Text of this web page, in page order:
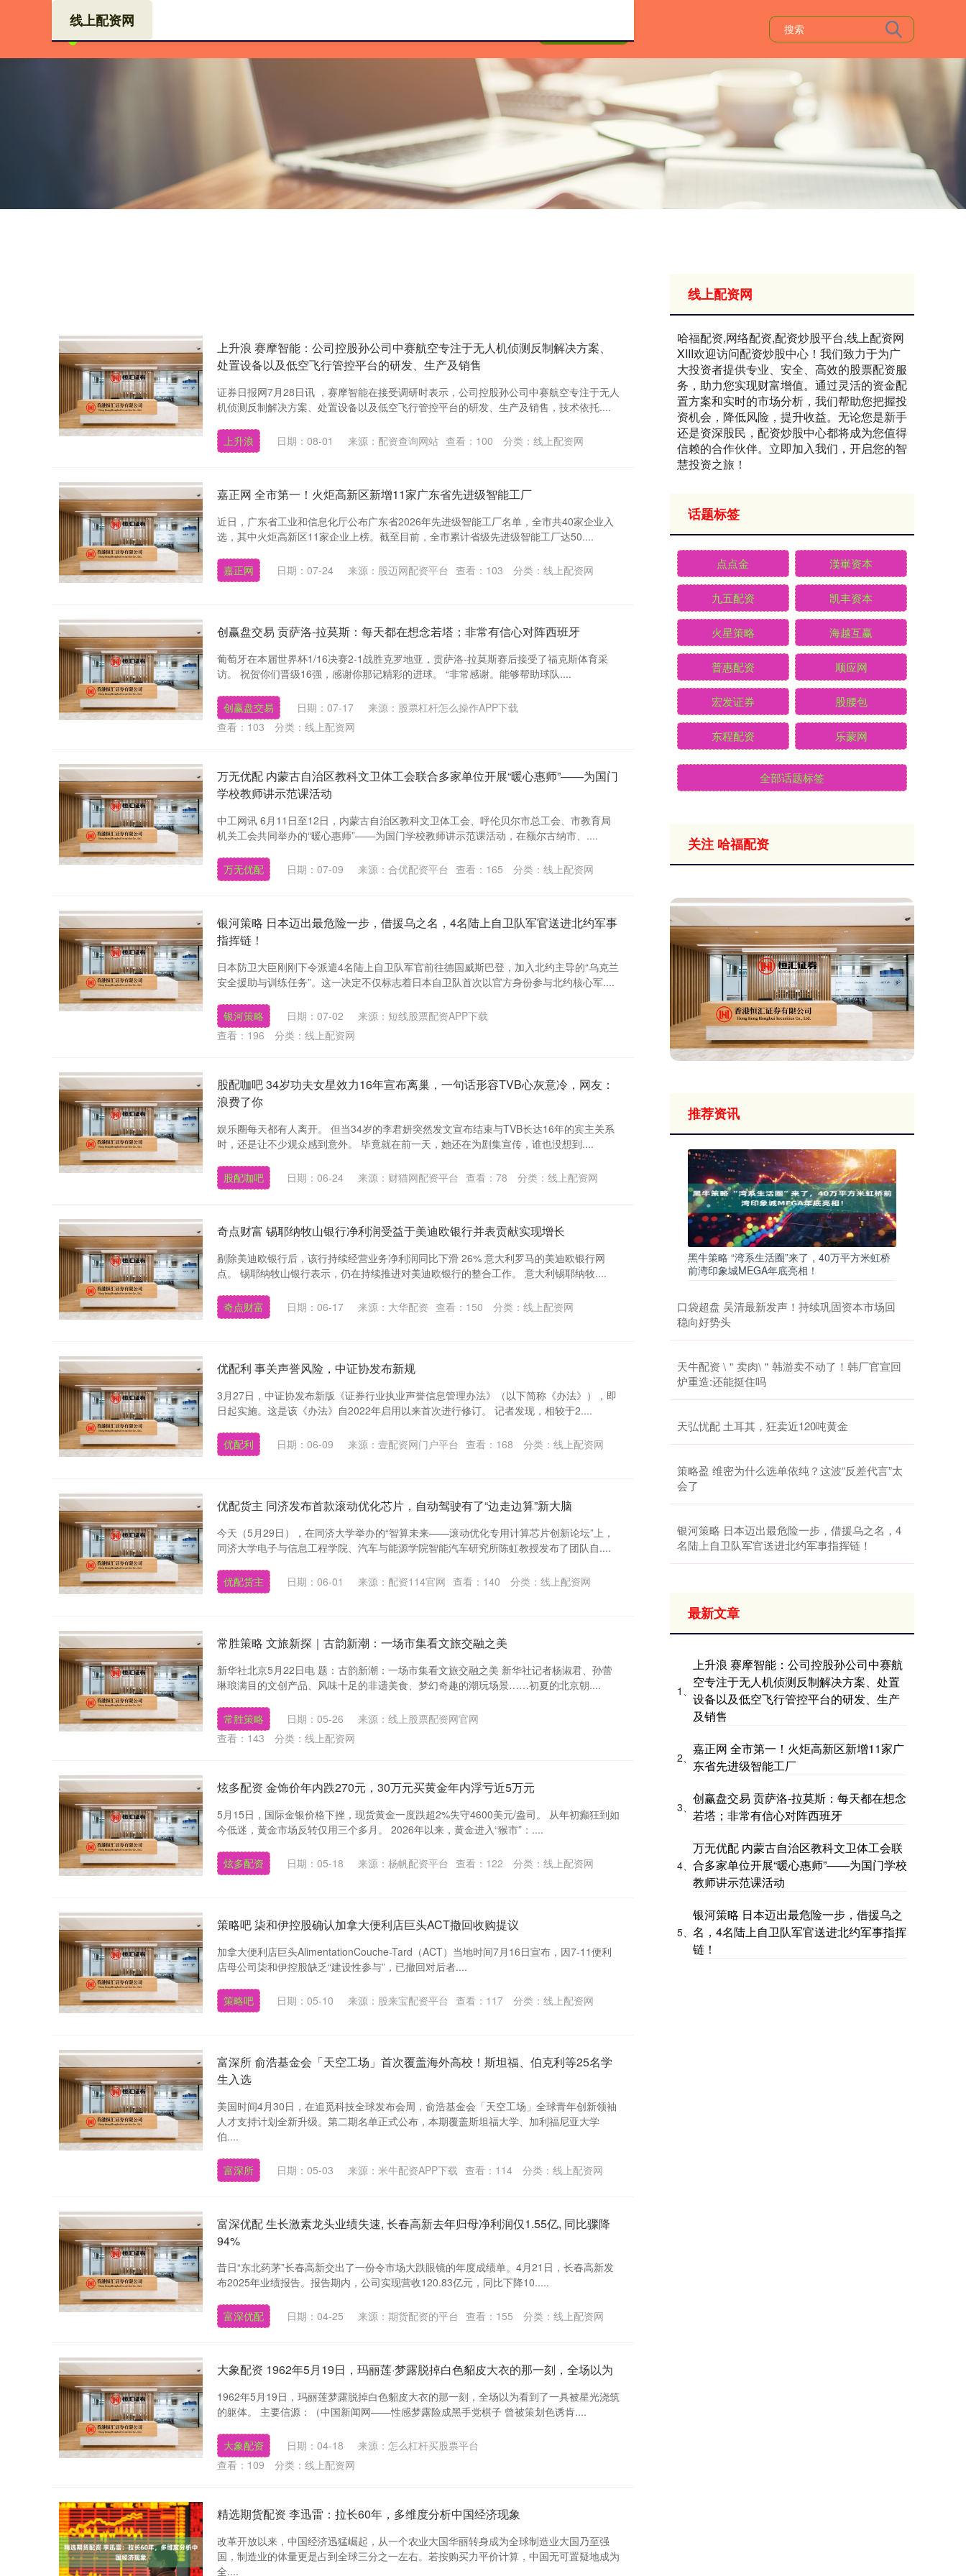
线上配资网
上升浪 赛摩智能：公司控股孙公司中赛航空专注于无人机侦测反制解决方案、
处置设备以及低空飞行管控平台的研发、生产及销售
证券日报网7月28日讯 ，赛摩智能在接受调研时表示，公司控股孙公司中赛航空专注于无人
机侦测反制解决方案、处置设备以及低空飞行管控平台的研发、生产及销售，技术依托....
上升浪 日期：08-01 来源：配资查询网站 查看： 100 分类： 线上配资网
嘉正网 全市第一！火炬高新区新增11家广东省先进级智能工厂
近日，广东省工业和信息化厅公布广东省2026年先进级智能工厂名单，全市共40家企业入
选，其中火炬高新区11家企业上榜。截至目前，全市累计省级先进级智能工厂达50....
嘉正网 日期：07-24 来源：股迈网配资平台 查看： 103 分类： 线上配资网
创赢盘交易 贡萨洛-拉莫斯：每天都在想念若塔；非常有信心对阵西班牙
葡萄牙在本届世界杯1/16决赛2-1战胜克罗地亚，贡萨洛-拉莫斯赛后接受了福克斯体育采
访。 祝贺你们晋级16强，感谢你那记精彩的进球。 “非常感谢。能够帮助球队....
创赢盘交易 日期：07-17
来源：股票杠杆怎么操作APP下载
查看： 103 分类： 线上配资网
万无优配 内蒙古自治区教科文卫体工会联合多家单位开展“暖心惠师”——为国门
学校教师讲示范课活动
中工网讯 6月11日至12日，内蒙古自治区教科文卫体工会、呼伦贝尔市总工会、市教育局
机关工会共同举办的“暖心惠师”——为国门学校教师讲示范课活动，在额尔古纳市、....
万无优配 日期：07-09 来源：合优配资平台 查看： 165 分类： 线上配资网
银河策略 日本迈出最危险一步，借援乌之名，4名陆上自卫队军官送进北约军事
指挥链！
日本防卫大臣刚刚下令派遣4名陆上自卫队军官前往德国威斯巴登，加入北约主导的“乌克兰
安全援助与训练任务”。这一决定不仅标志着日本自卫队首次以官方身份参与北约核心军....
银河策略 日期：07-02
来源：短线股票配资APP下载
查看： 196 分类： 线上配资网
股配咖吧 34岁功夫女星效力16年宣布离巢，一句话形容TVB心灰意冷，网友：
浪费了你
娱乐圈每天都有人离开。 但当34岁的李君妍突然发文宣布结束与TVB长达16年的宾主关系
时，还是让不少观众感到意外。 毕竟就在前一天，她还在为剧集宣传，谁也没想到....
股配咖吧 日期：06-24 来源：财猫网配资平台 查看： 78 分类： 线上配资网
奇点财富 锡耶纳牧山银行净利润受益于美迪欧银行并表贡献实现增长
剔除美迪欧银行后，该行持续经营业务净利润同比下滑 26% 意大利罗马的美迪欧银行网
点。 锡耶纳牧山银行表示，仍在持续推进对美迪欧银行的整合工作。 意大利锡耶纳牧....
奇点财富 日期：06-17 来源：大华配资 查看： 150 分类： 线上配资网
优配利 事关声誉风险，中证协发布新规
3月27日，中证协发布新版《证券行业执业声誉信息管理办法》（以下简称《办法》），即
日起实施。这是该《办法》自2022年启用以来首次进行修订。 记者发现，相较于2....
优配利 日期：06-09 来源：壹配资网门户平台 查看： 168 分类： 线上配资网
优配货主 同济发布首款滚动优化芯片，自动驾驶有了“边走边算”新大脑
今天（5月29日），在同济大学举办的“智算未来——滚动优化专用计算芯片创新论坛”上，
同济大学电子与信息工程学院、汽车与能源学院智能汽车研究所陈虹教授发布了团队自....
优配货主 日期：06-01 来源：配资114官网 查看： 140 分类： 线上配资网
常胜策略 文旅新探｜古韵新潮：一场市集看文旅交融之美
新华社北京5月22日电 题：古韵新潮：一场市集看文旅交融之美 新华社记者杨淑君、孙蕾
琳琅满目的文创产品、风味十足的非遗美食、梦幻奇趣的潮玩场景……初夏的北京朝....
常胜策略 日期：05-26
来源：线上股票配资网官网
查看： 143 分类： 线上配资网
炫多配资 金饰价年内跌270元，30万元买黄金年内浮亏近5万元
5月15日，国际金银价格下挫，现货黄金一度跌超2%失守4600美元/盎司。 从年初癫狂到如
今低迷，黄金市场反转仅用三个多月。 2026年以来，黄金进入“猴市”：....
炫多配资 日期：05-18 来源：杨帆配资平台 查看： 122 分类： 线上配资网
策略吧 柒和伊控股确认加拿大便利店巨头ACT撤回收购提议
加拿大便利店巨头AlimentationCouche-Tard（ACT）当地时间7月16日宣布，因7-11便利
店母公司柒和伊控股缺乏“建设性参与”，已撤回对后者....
策略吧 日期：05-10 来源：股来宝配资平台 查看： 117 分类： 线上配资网
富深所 俞浩基金会「天空工场」首次覆盖海外高校！斯坦福、伯克利等25名学
生入选
美国时间4月30日，在追觅科技全球发布会周，俞浩基金会「天空工场」全球青年创新领袖
人才支持计划全新升级。第二期名单正式公布，本期覆盖斯坦福大学、加利福尼亚大学
伯....
富深所 日期：05-03 来源：米牛配资APP下载 查看： 114 分类： 线上配资网
富深优配 生长激素龙头业绩失速, 长春高新去年归母净利润仅1.55亿, 同比骤降
94%
昔日“东北药茅”长春高新交出了一份令市场大跌眼镜的年度成绩单。4月21日，长春高新发
布2025年业绩报告。报告期内，公司实现营收120.83亿元，同比下降10.....
富深优配 日期：04-25 来源：期货配资的平台 查看： 155 分类： 线上配资网
大象配资 1962年5月19日，玛丽莲·梦露脱掉白色貂皮大衣的那一刻，全场以为
1962年5月19日，玛丽莲梦露脱掉白色貂皮大衣的那一刻，全场以为看到了一具被星光浇筑
的躯体。 主要信源：（中国新闻网——性感梦露险成黑手党棋子 曾被策划色诱肯....
大象配资 日期：04-18
来源：怎么杠杆买股票平台
查看： 109 分类： 线上配资网
精选期货配资 李迅雷：拉长60年，多维度分析中国经济现象
改革开放以来，中国经济迅猛崛起，从一个农业大国华丽转身成为全球制造业大国乃至强
国，制造业的体量更是占到全球三分之一左右。若按购买力平价计算，中国无可置疑地成为
全....
线上配资网
哈福配资,网络配资,配资炒股平台,线上配资网
XIII‌欢迎访问配资炒股中心！我们致力于为广
大投资者提供专业、安全、高效的股票配资服
务，助力您实现财富增值。通过灵活的资金配
置方案和实时的市场分析，我们帮助您把握投
资机会，降低风险，提升收益。无论您是新手
还是资深股民，配资炒股中心都将成为您值得
信赖的合作伙伴。立即加入我们，开启您的智
慧投资之旅！
话题标签
点点金 漢崋资本
九五配资 凯丰资本
火星策略 海越互赢
普惠配资 顺应网
宏发证券 股腰包
东程配资 乐蒙网
全部话题标签
关注 哈福配资
推荐资讯
黑牛策略 “湾系生活圈”来了，40万平方米虹桥
前湾印象城MEGA年底亮相！
口袋超盘 吴清最新发声！持续巩固资本市场回
稳向好势头
天牛配资 \＂卖肉\＂韩游卖不动了！韩厂官宣回
炉重造:还能挺住吗
天弘忧配 土耳其，狂卖近120吨黄金
策略盈 维密为什么选单依纯？这波“反差代言”太
会了
银河策略 日本迈出最危险一步，借援乌之名，4
名陆上自卫队军官送进北约军事指挥链！
最新文章
1、
上升浪 赛摩智能：公司控股孙公司中赛航
空专注于无人机侦测反制解决方案、处置
设备以及低空飞行管控平台的研发、生产
及销售
2、
嘉正网 全市第一！火炬高新区新增11家广
东省先进级智能工厂
3、
创赢盘交易 贡萨洛-拉莫斯：每天都在想念
若塔；非常有信心对阵西班牙
4、
万无优配 内蒙古自治区教科文卫体工会联
合多家单位开展“暖心惠师”——为国门学校
教师讲示范课活动
5、
银河策略 日本迈出最危险一步，借援乌之
名，4名陆上自卫队军官送进北约军事指挥
链！